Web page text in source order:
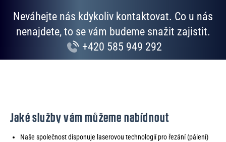
Neváhejte nás kdykoliv kontaktovat. Co u nás
nenajdete, to se vám budeme snažit zajistit.
+420 585 949 292
Jaké služby vám můžeme nabídnout
Naše společnost disponuje laserovou technologií pro řezání (pálení)